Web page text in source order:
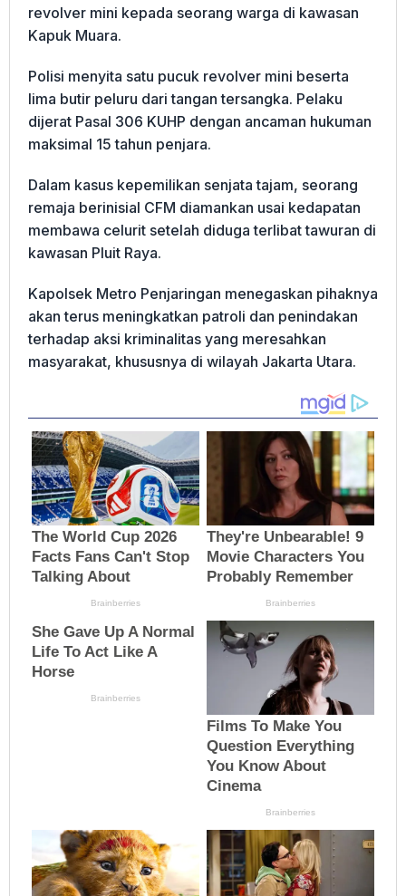
revolver mini kepada seorang warga di kawasan
Kapuk Muara.
Polisi menyita satu pucuk revolver mini beserta
lima butir peluru dari tangan tersangka. Pelaku
dijerat Pasal 306 KUHP dengan ancaman hukuman
maksimal 15 tahun penjara.
Dalam kasus kepemilikan senjata tajam, seorang
remaja berinisial CFM diamankan usai kedapatan
membawa celurit setelah diduga terlibat tawuran di
kawasan Pluit Raya.
Kapolsek Metro Penjaringan menegaskan pihaknya
akan terus meningkatkan patroli dan penindakan
terhadap aksi kriminalitas yang meresahkan
masyarakat, khususnya di wilayah Jakarta Utara.